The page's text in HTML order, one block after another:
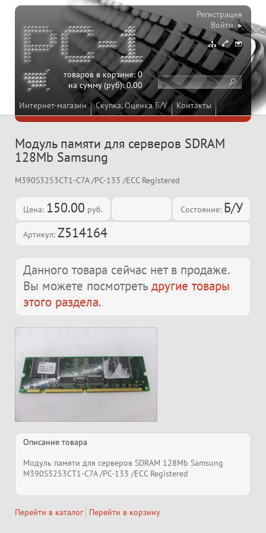
Интернет-магазин Скупка, Оценка Б/У Контакты
товаров в корзине:0
на сумму (руб):0.00
Регистрация
Войти ▸
Модуль памяти для серверов SDRAM
128Mb Samsung
M390S3253CT1-C7A /PC-133 /ECC Registered
Цена: 150.00 руб. Состояние: Б/У
Артикул: Z514164
Данного товара сейчас нет в продаже.
Вы можете посмотреть другие товары
этого раздела.
Описание товара
Модуль памяти для серверов SDRAM 128Mb Samsung
M390S3253CT1-C7A /PC-133 /ECC Registered
Перейти в каталог Перейти в корзину